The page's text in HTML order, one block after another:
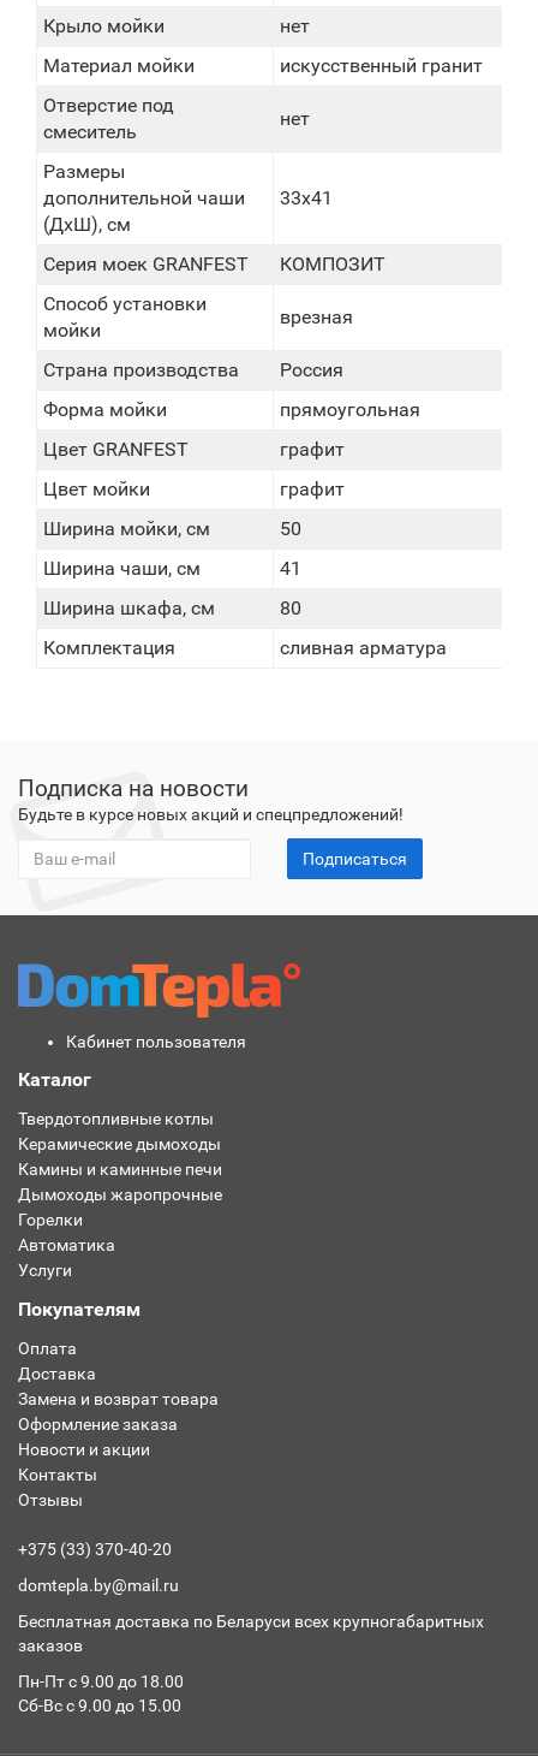
Крыло мойки
нет
Материал мойки
искусственный гранит
Отверстие под
смеситель
нет
Размеры
дополнительной чаши
(ДхШ), см
33х41
Серия моек GRANFEST
КОМПОЗИТ
Способ установки
мойки
врезная
Страна производства
Россия
Форма мойки
прямоугольная
Цвет GRANFEST
графит
Цвет мойки
графит
Ширина мойки, см
50
Ширина чаши, см
41
Ширина шкафа, см
80
Комплектация
сливная арматура
Подписка на новости
Будьте в курсе новых акций и спецпредложений!
Подписаться
Кабинет пользователя
Каталог
Твердотопливные котлы
Керамические дымоходы
Камины и каминные печи
Дымоходы жаропрочные
Горелки
Автоматика
Услуги
Покупателям
Оплата
Доставка
Замена и возврат товара
Оформление заказа
Новости и акции
Контакты
Отзывы
+375 (33) 370-40-20
domtepla.by@mail.ru
Бесплатная доставка по Беларуси всех крупногабаритных
заказов
Пн-Пт с 9.00 до 18.00
Сб-Вс с 9.00 до 15.00